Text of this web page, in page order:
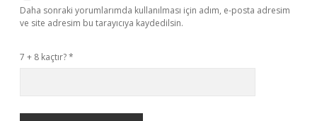
Daha sonraki yorumlarımda kullanılması için adım, e-posta adresim
ve site adresim bu tarayıcıya kaydedilsin.
7 + 8 kaçtır?*